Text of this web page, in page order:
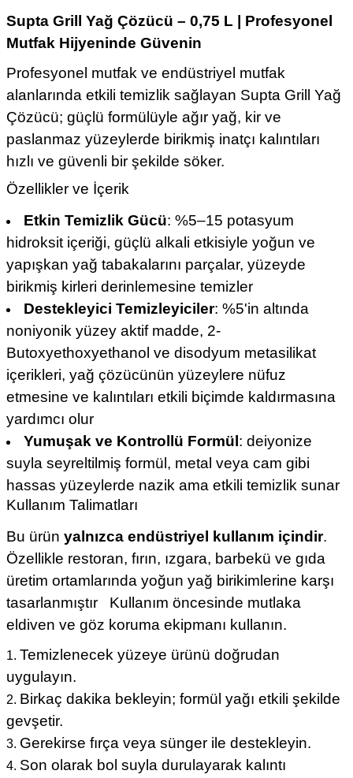
Supta Grill Yağ Çözücü – 0,75 L | Profesyonel
Mutfak Hijyeninde Güvenin
Profesyonel mutfak ve endüstriyel mutfak
alanlarında etkili temizlik sağlayan Supta Grill Yağ
Çözücü; güçlü formülüyle ağır yağ, kir ve
paslanmaz yüzeylerde birikmiş inatçı kalıntıları
hızlı ve güvenli bir şekilde söker.
Özellikler ve İçerik
Etkin Temizlik Gücü: %5–15 potasyum
hidroksit içeriği, güçlü alkali etkisiyle yoğun ve
yapışkan yağ tabakalarını parçalar, yüzeyde
birikmiş kirleri derinlemesine temizler
Destekleyici Temizleyiciler: %5'in altında
noniyonik yüzey aktif madde, 2-
Butoxyethoxyethanol ve disodyum metasilikat
içerikleri, yağ çözücünün yüzeylere nüfuz
etmesine ve kalıntıları etkili biçimde kaldırmasına
yardımcı olur
Yumuşak ve Kontrollü Formül : deiyonize
suyla seyreltilmiş formül, metal veya cam gibi
hassas yüzeylerde nazik ama etkili temizlik sunar
Kullanım Talimatları
Bu ürün yalnızca endüstriyel kullanım içindir.
Özellikle restoran, fırın, ızgara, barbekü ve gıda
üretim ortamlarında yoğun yağ birikimlerine karşı
tasarlanmıştır
Kullanım öncesinde mutlaka
eldiven ve göz koruma ekipmanı kullanın.
Temizlenecek yüzeye ürünü doğrudan
uygulayın.
Birkaç dakika bekleyin; formül yağı etkili şekilde
gevşetir.
Gerekirse fırça veya sünger ile destekleyin.
Son olarak bol suyla durulayarak kalıntı